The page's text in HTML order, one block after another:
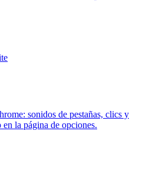
sonidos de pestañas, clics y
la página de opciones.